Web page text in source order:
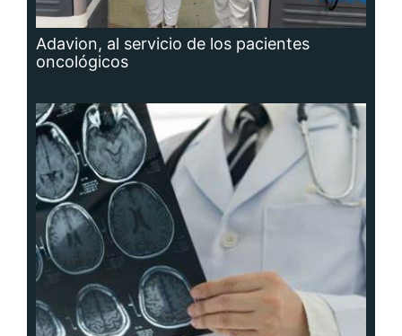
Adavion, al servicio de los pacientes
oncológicos